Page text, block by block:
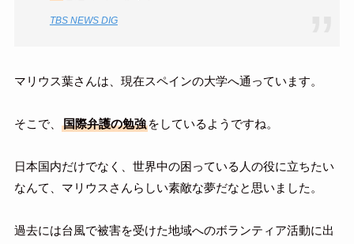
TBS NEWS DIG
マリウス葉さんは、現在スペインの大学へ通っています。
そこで、 国際弁護の勉強をしているようですね。
日本国内だけでなく、世界中の困っている人の役に立ちたい
なんて、マリウスさんらしい素敵な夢だなと思いました。
過去には台風で被害を受けた地域へのボランティア活動に出